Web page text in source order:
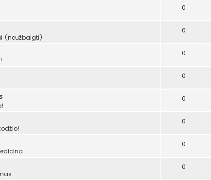
0
(neužbaigti)
0
0
0
0
0
0
0